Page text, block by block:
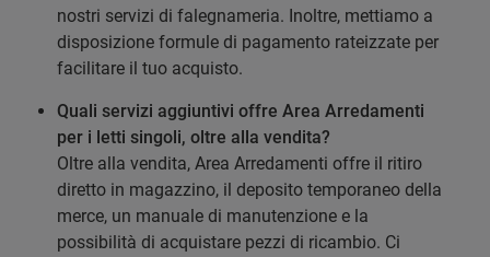
nostri servizi di falegnameria. Inoltre, mettiamo a
disposizione formule di pagamento rateizzate per
facilitare il tuo acquisto.
Quali servizi aggiuntivi offre Area Arredamenti
per i letti singoli, oltre alla vendita?
Oltre alla vendita, Area Arredamenti offre il ritiro
diretto in magazzino, il deposito temporaneo della
merce, un manuale di manutenzione e la
possibilità di acquistare pezzi di ricambio. Ci